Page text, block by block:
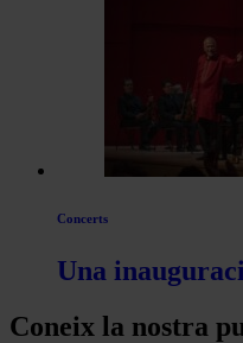
Concerts
Una
Coneix la nostra